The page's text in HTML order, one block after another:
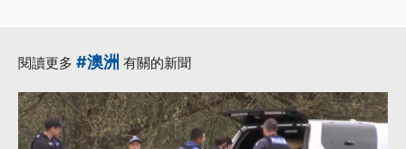
閱讀更多 #澳洲 有關的新聞